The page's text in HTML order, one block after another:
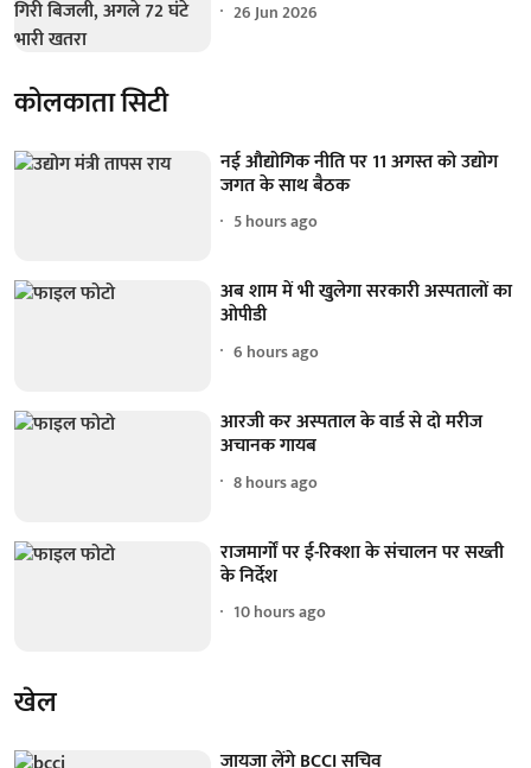
26 Jun 2026
कोलकाता सिटी
नई औद्योगिक नीति पर 11 अगस्त को उद्योग
जगत के साथ बैठक
5 hours ago
अब शाम में भी खुलेगा सरकारी अस्पतालों का
ओपीडी
6 hours ago
आरजी कर अस्पताल के वार्ड से दो मरीज
अचानक गायब
8 hours ago
राजमार्गों पर ई-रिक्शा के संचालन पर सख्ती
के निर्देश
10 hours ago
खेल